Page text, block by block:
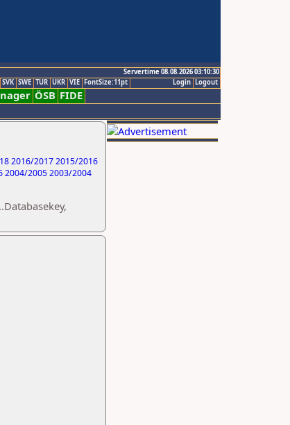
Servertime 08.08.2026 03:10:30
Logout
Login
SVK SWE TUR UKR VIE FontSize:11pt
ÖSB FIDE
2016/20172015/2016
2004/20052003/2004